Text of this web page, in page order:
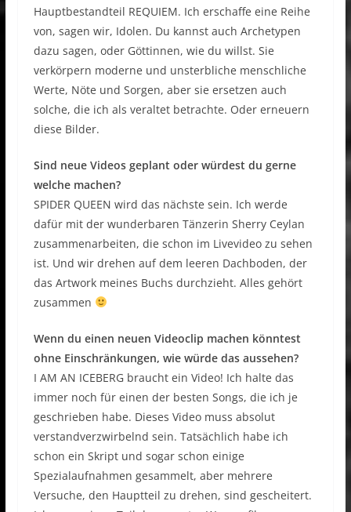
Hauptbestandteil REQUIEM. Ich erschaffe eine Reihe
von, sagen wir, Idolen. Du kannst auch Archetypen
dazu sagen, oder Göttinnen, wie du willst. Sie
verkörpern moderne und unsterbliche menschliche
Werte, Nöte und Sorgen, aber sie ersetzen auch
solche, die ich als veraltet betrachte. Oder erneuern
diese Bilder.
Sind neue Videos geplant oder würdest du gerne
welche machen?
SPIDER QUEEN wird das nächste sein. Ich werde
dafür mit der wunderbaren Tänzerin Sherry Ceylan
zusammenarbeiten, die schon im Livevideo zu sehen
ist. Und wir drehen auf dem leeren Dachboden, der
das Artwork meines Buchs durchzieht. Alles gehört
zusammen
Wenn du einen neuen Videoclip machen könntest
ohne Einschränkungen, wie würde das aussehen?
I AM AN ICEBERG braucht ein Video! Ich halte das
immer noch für einen der besten Songs, die ich je
geschrieben habe. Dieses Video muss absolut
verstandverzwirbelnd sein. Tatsächlich habe ich
schon ein Skript und sogar schon einige
Spezialaufnahmen gesammelt, aber mehrere
Versuche, den Hauptteil zu drehen, sind gescheitert.